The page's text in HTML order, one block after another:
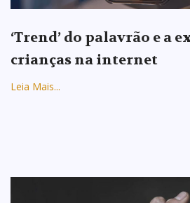
‘Trend’ do palavrão e a
crianças na internet
Leia Mais...